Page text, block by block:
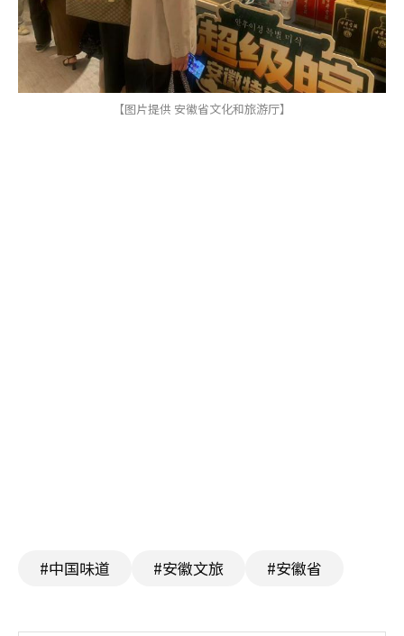
【图片提供 安徽省文化和旅游厅】
#中国味道 #安徽文旅 #安徽省